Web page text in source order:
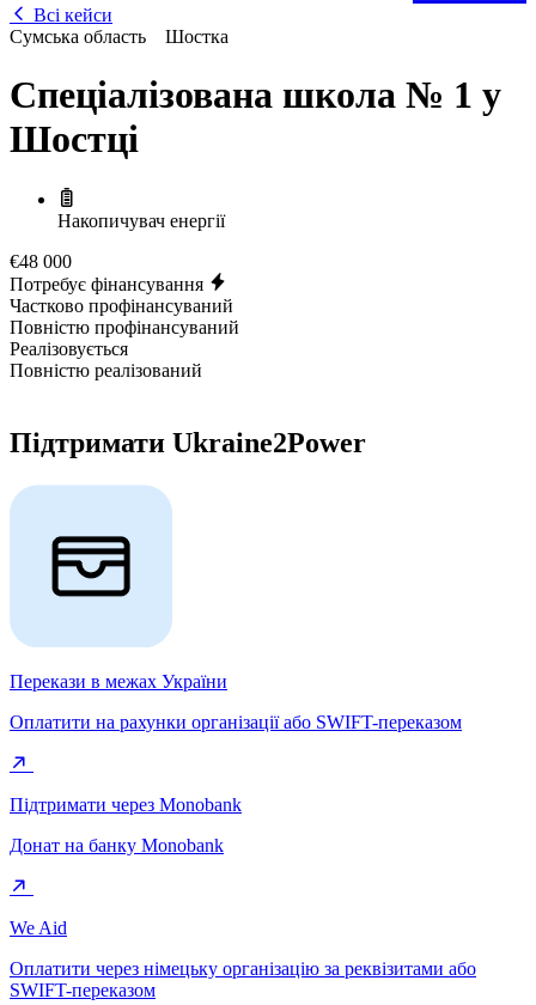
Всі кейси
Сумська область
Шостка
Спеціалізована школа № 1 у
Шостці
Накопичувач енергії
€48 000
Потребує фінансування
Частково профінансуваний
Повністю профінансуваний
Реалізовується
Повністю реалізований
Підтримати Ukraine2Power
Перекази в межах України
Оплатити на рахунки організації або SWIFT-переказом
Підтримати через Monobank
Донат на банку Monobank
We Aid
Оплатити через німецьку організацію за реквізитами або
SWIFT-переказом